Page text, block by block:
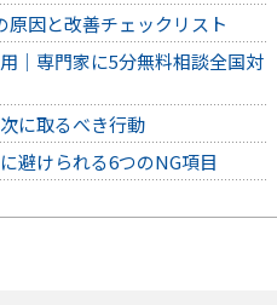
因と改善チェックリスト
｜専門家に5分無料相談全国対
に取るべき行動
避けられる6つのNG項目